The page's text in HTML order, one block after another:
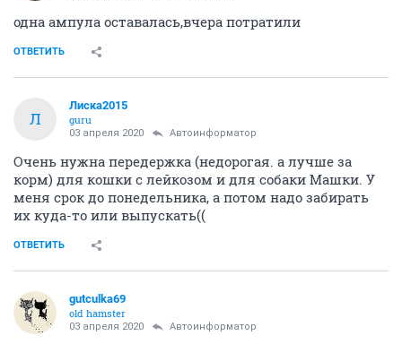
одна ампула оставалась,вчера потратили
ОТВЕТИТЬ
Л
Лиска2015
guru
03 апреля 2020 Автоинформатор
Очень нужна передержка (недорогая. а лучше за
корм) для кошки с лейкозом и для собаки Машки. У
меня срок до понедельника, а потом надо забирать
их куда-то или выпускать((
ОТВЕТИТЬ
gutculka69
old hamster
03 апреля 2020 Автоинформатор